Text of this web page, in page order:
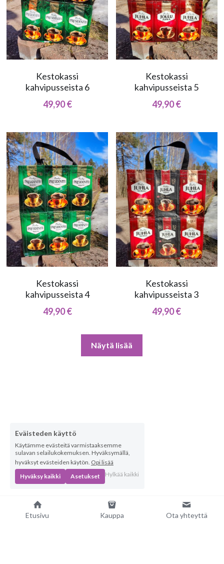
Kestokassi
kahvipusseista 6
49,90 €
Kestokassi
kahvipusseista 5
49,90 €
Kestokassi
kahvipusseista 4
49,90 €
Kestokassi
kahvipusseista 3
49,90 €
Näytä lisää
Etusivu Kauppa Ota yhteyttä
Eväisteden käyttö
Käytämme evästeitä varmistaaksemme
sulavan selailukokemuksen. Hyväksymällä,
hyväksyt evästeiden käytön. Opi lisää
Hyväksy kaikki
Asetukset Hylkää kaikki